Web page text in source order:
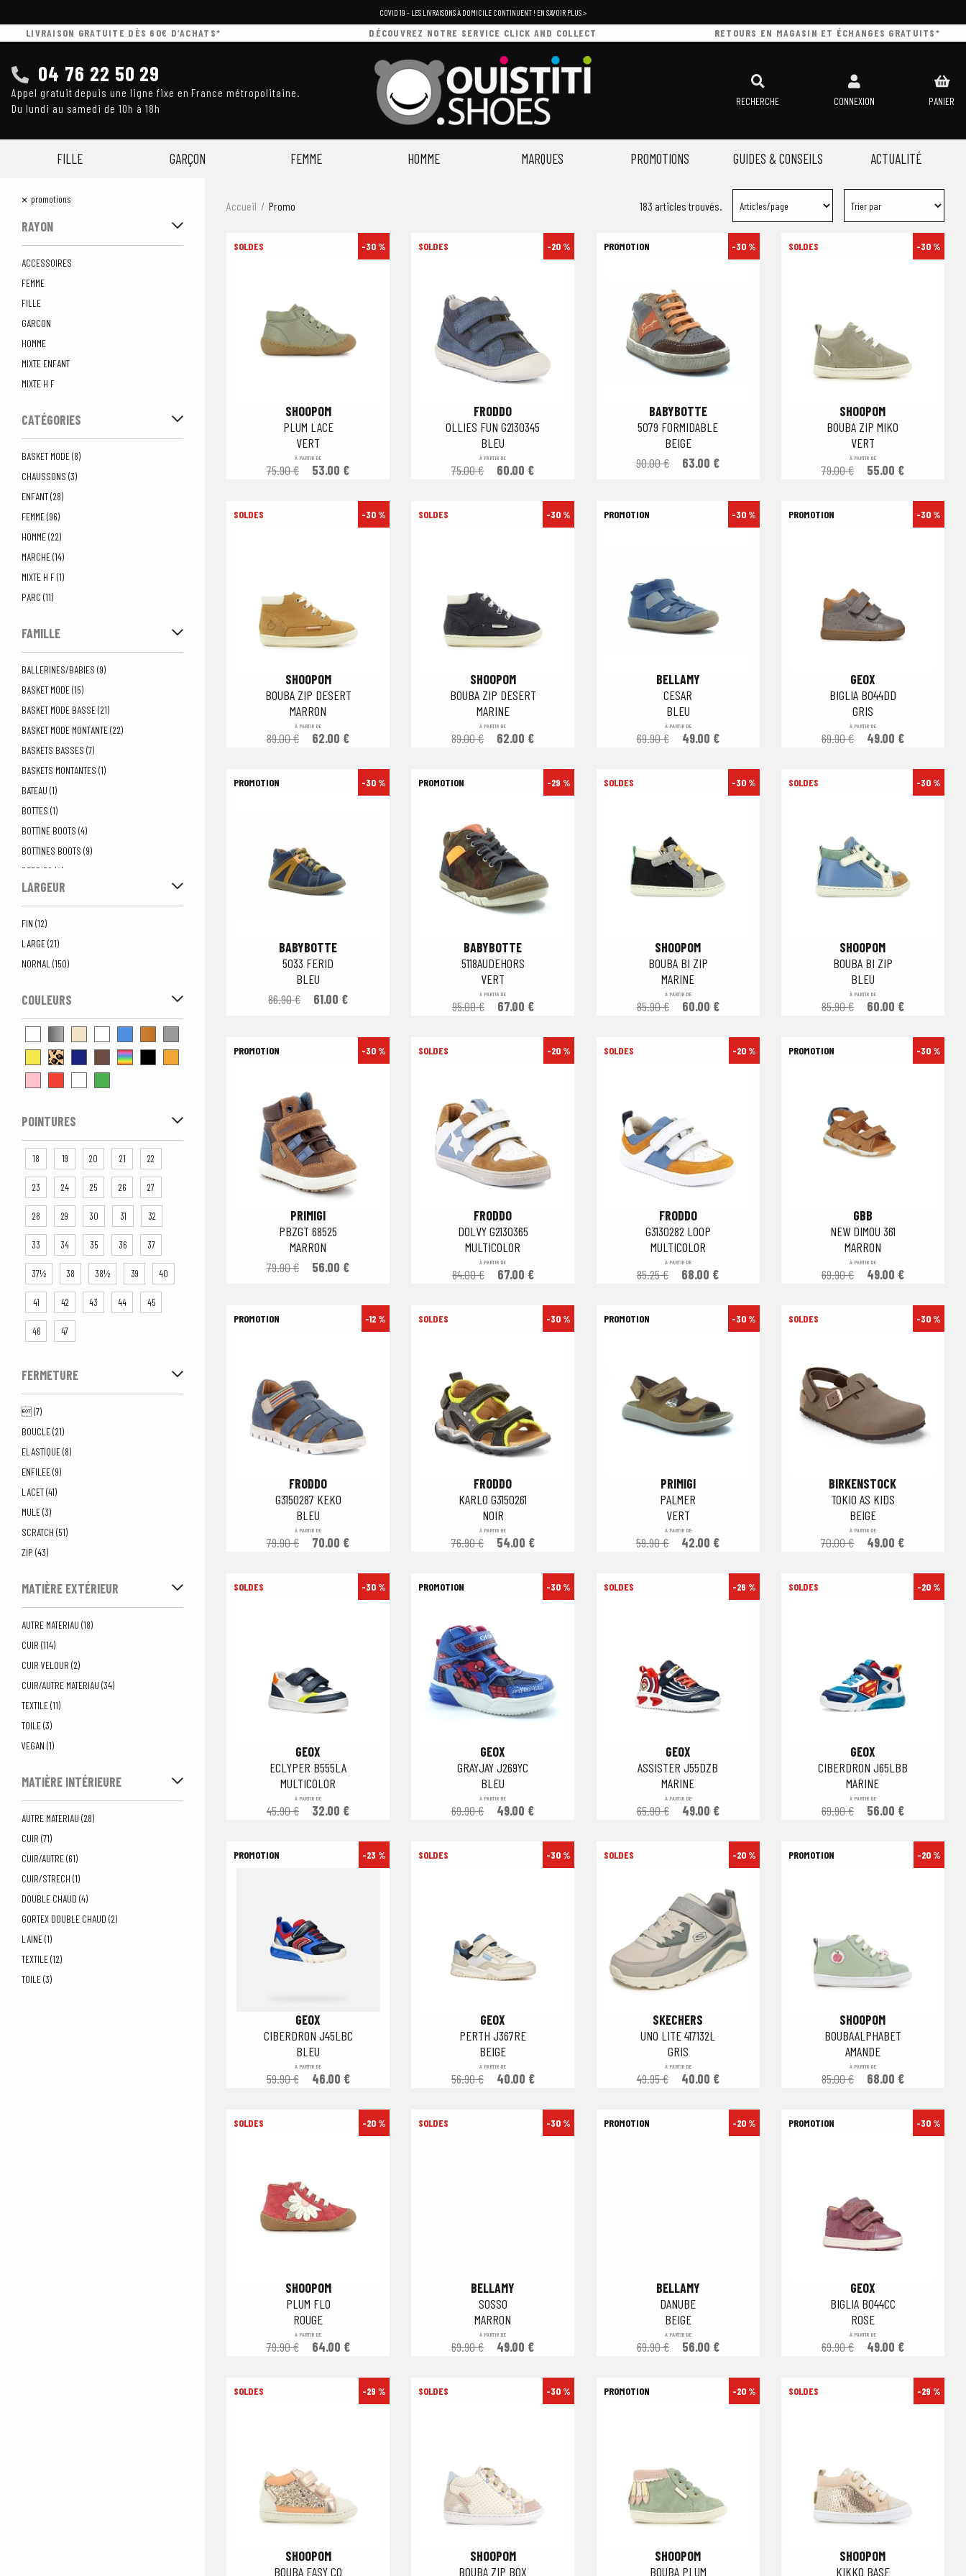
COVID 19 - LES LIVRAISONS À DOMICILE CONTINUENT ! EN SAVOIR PLUS >
LIVRAISON GRATUITE DÈS 60€ D’ACHATS* DÉCOUVREZ NOTRE SERVICE CLICK AND COLLECT RETOURS EN MAGASIN ET ÉCHANGES GRATUITS*
04 76 22 50 29
Appel gratuit depuis une ligne fixe en France métropolitaine.
Du lundi au samedi de 10h à 18h
RECHERCHE CONNEXION PANIER
FILLE GARÇON FEMME HOMME MARQUES PROMOTIONS GUIDES & CONSEILS ACTUALITÉ
× promotions
RAYON
ACCESSOIRES
FEMME
FILLE
GARCON
HOMME
MIXTE ENFANT
MIXTE H F
CATÉGORIES
BASKET MODE (8)
CHAUSSONS (3)
ENFANT (28)
FEMME (96)
HOMME (22)
MARCHE (14)
MIXTE H F (1)
PARC (11)
FAMILLE
BALLERINES/BABIES (9)
BASKET MODE (15)
BASKET MODE BASSE (21)
BASKET MODE MONTANTE (22)
BASKETS BASSES (7)
BASKETS MONTANTES (1)
BATEAU (1)
BOTTES (1)
BOTTINE BOOTS (4)
BOTTINES BOOTS (9)
DERBIES (4)
DERBIES DETENTE (2)
ESCARPIN (1)
ESPADRILLE (2)
FERME (2)
MOCASSIN (2)
MONTANT (1)
MULE (3)
SABOT (1)
SANDALE/NU PIED (2)
SANDALES/NU PIEDS (23)
LARGEUR
FIN (12)
LARGE (21)
NORMAL (150)
COULEURS
POINTURES
18 19 20 21 22
23 24 25 26 27
28 29 30 31 32
33 34 35 36 37
37½ 38 38½ 39 40
41 42 43 44 45
46 47
FERMETURE
 (7)
BOUCLE (21)
ELASTIQUE (8)
ENFILEE (9)
LACET (41)
MULE (3)
SCRATCH (51)
ZIP (43)
MATIÈRE EXTÉRIEUR
AUTRE MATERIAU (18)
CUIR (114)
CUIR VELOUR (2)
CUIR/AUTRE MATERIAU (34)
TEXTILE (11)
TOILE (3)
VEGAN (1)
MATIÈRE INTÉRIEURE
AUTRE MATERIAU (28)
CUIR (71)
CUIR/AUTRE (61)
CUIR/STRECH (1)
DOUBLE CHAUD (4)
GORTEX DOUBLE CHAUD (2)
LAINE (1)
TEXTILE (12)
TOILE (3)
Accueil Promo 183 articles trouvés.
-30 %
SHOOPOM
PLUM LACE
VERT
À PARTIR DE
75.90 € 53.00 €
-20 %
FRODDO
OLLIES FUN G2130345
BLEU
À PARTIR DE
75.00 € 60.00 €
-30 %
BABYBOTTE
5079 FORMIDABLE
BEIGE
90.00 €
63.00 €
-30 %
SHOOPOM
BOUBA ZIP MIKO
VERT
À PARTIR DE
79.00 € 55.00 €
-30 %
SHOOPOM
BOUBA ZIP DESERT
MARRON
À PARTIR DE
89.00 € 62.00 €
-30 %
SHOOPOM
BOUBA ZIP DESERT
MARINE
À PARTIR DE
89.00 € 62.00 €
-30 %
BELLAMY
CESAR
BLEU
À PARTIR DE
69.90 € 49.00 €
-30 %
GEOX
BIGLIA B044DD
GRIS
À PARTIR DE
69.90 € 49.00 €
-30 %
BABYBOTTE
5033 FERID
BLEU
86.90 €
61.00 €
-29 %
BABYBOTTE
5118AUDEHORS
VERT
À PARTIR DE
95.00 € 67.00 €
-30 %
SHOOPOM
BOUBA BI ZIP
MARINE
À PARTIR DE
85.90 € 60.00 €
-30 %
SHOOPOM
BOUBA BI ZIP
BLEU
À PARTIR DE
85.90 € 60.00 €
-30 %
PRIMIGI
PBZGT 68525
MARRON
79.90 €
56.00 €
-20 %
FRODDO
DOLVY G2130365
MULTICOLOR
À PARTIR DE
84.00 € 67.00 €
-20 %
FRODDO
G3130282 LOOP
MULTICOLOR
À PARTIR DE
85.25 € 68.00 €
-30 %
GBB
NEW DIMOU 361
MARRON
À PARTIR DE
69.90 € 49.00 €
-12 %
FRODDO
G3150287 KEKO
BLEU
À PARTIR DE
79.90 € 70.00 €
-30 %
FRODDO
KARLO G3150261
NOIR
À PARTIR DE
76.90 € 54.00 €
-30 %
PRIMIGI
PALMER
VERT
À PARTIR DE
59.90 € 42.00 €
-30 %
BIRKENSTOCK
TOKIO AS KIDS
BEIGE
À PARTIR DE
70.00 € 49.00 €
-30 %
GEOX
ECLYPER B555LA
MULTICOLOR
À PARTIR DE
45.90 € 32.00 €
-30 %
GEOX
GRAYJAY J269YC
BLEU
À PARTIR DE
69.90 € 49.00 €
-26 %
GEOX
ASSISTER J55DZB
MARINE
À PARTIR DE
65.90 € 49.00 €
-20 %
GEOX
CIBERDRON J65LBB
MARINE
À PARTIR DE
69.90 € 56.00 €
-23 %
GEOX
CIBERDRON J45LBC
BLEU
À PARTIR DE
59.90 € 46.00 €
-30 %
GEOX
PERTH J367RE
BEIGE
À PARTIR DE
56.90 € 40.00 €
-20 %
SKECHERS
UNO LITE 417132L
GRIS
À PARTIR DE
49.95 € 40.00 €
-20 %
SHOOPOM
BOUBAALPHABET
AMANDE
À PARTIR DE
85.00 € 68.00 €
-20 %
SHOOPOM
PLUM FLO
ROUGE
À PARTIR DE
79.90 € 64.00 €
-30 %
BELLAMY
SOSSO
MARRON
À PARTIR DE
69.90 € 49.00 €
-20 %
BELLAMY
DANUBE
BEIGE
À PARTIR DE
69.90 € 56.00 €
-30 %
GEOX
BIGLIA B044CC
ROSE
À PARTIR DE
69.90 € 49.00 €
-29 %
SHOOPOM
BOUBA EASY CO
-30 %
SHOOPOM
BOUBA ZIP BOX
-20 %
SHOOPOM
BOUBA PLUM
-29 %
SHOOPOM
KIKKO BASE